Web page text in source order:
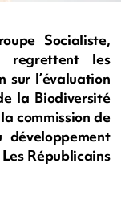
Socialiste,
regrettent les
sur l’évaluation
la Biodiversité
commission de
Républicains